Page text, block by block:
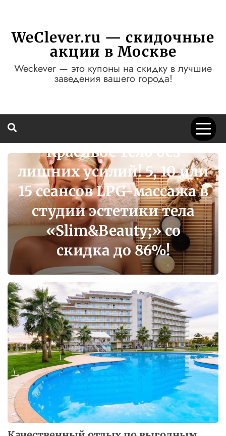
содержимому
WeClever.ru — скидочные
акции в Москве
Weckever — это купоны на скидку в лучшие
заведения вашего города!
Красивое тело без
лишних усилий! 5, 10 или
15 сеансов LPG-массажа в
студии эстетики тела
«Slim&Beauty;» со
скидка до 86%!